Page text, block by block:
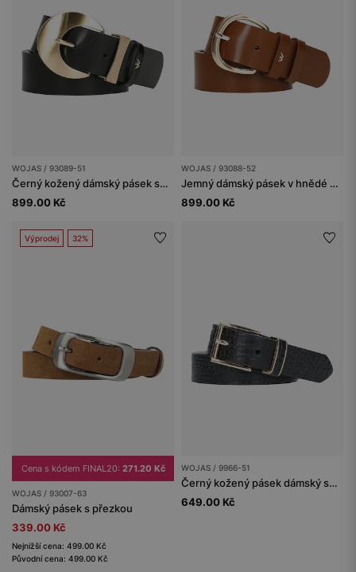
WOJAS / 93089-51
Černý kožený dámský pásek se zlatou přezkou
899.00 Kč
WOJAS / 93088-52
Jemný dámský pásek v hnědé barvě se zlatou přezkou
899.00 Kč
Výprodej 32%
Cena s kódem FINAL20: 271.20 Kč
WOJAS / 93007-63
Dámský pásek s přezkou
339.00 Kč
Nejnižší cena: 499.00 Kč
Původní cena: 499.00 Kč
WOJAS / 9966-51
Černý kožený pásek dámský se zlatou přezkou
649.00 Kč